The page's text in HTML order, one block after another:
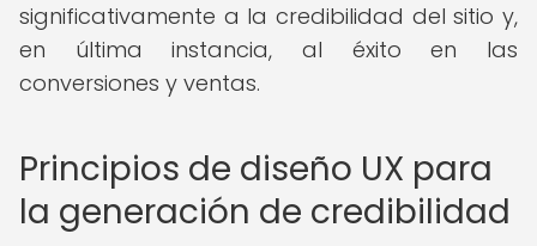
significativamente a la credibilidad del sitio y,
en última instancia, al éxito en las
conversiones y ventas.
Principios de diseño UX para
la generación de credibilidad